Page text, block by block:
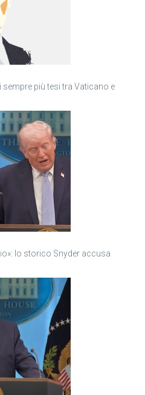
sempre più tesi tra Vaticano e
lo storico Snyder accusa